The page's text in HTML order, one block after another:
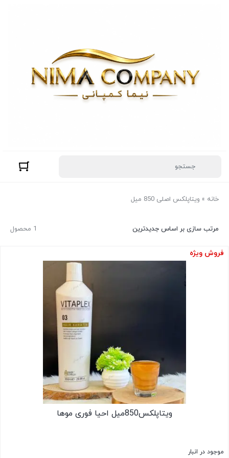
خانه » ویتاپلکس اصلی 850 میل
1 محصول مرتب سازی بر اساس جدیدترین
فروش ویژه
ویتاپلکس850میل احیا فوری موها
موجود در انبار